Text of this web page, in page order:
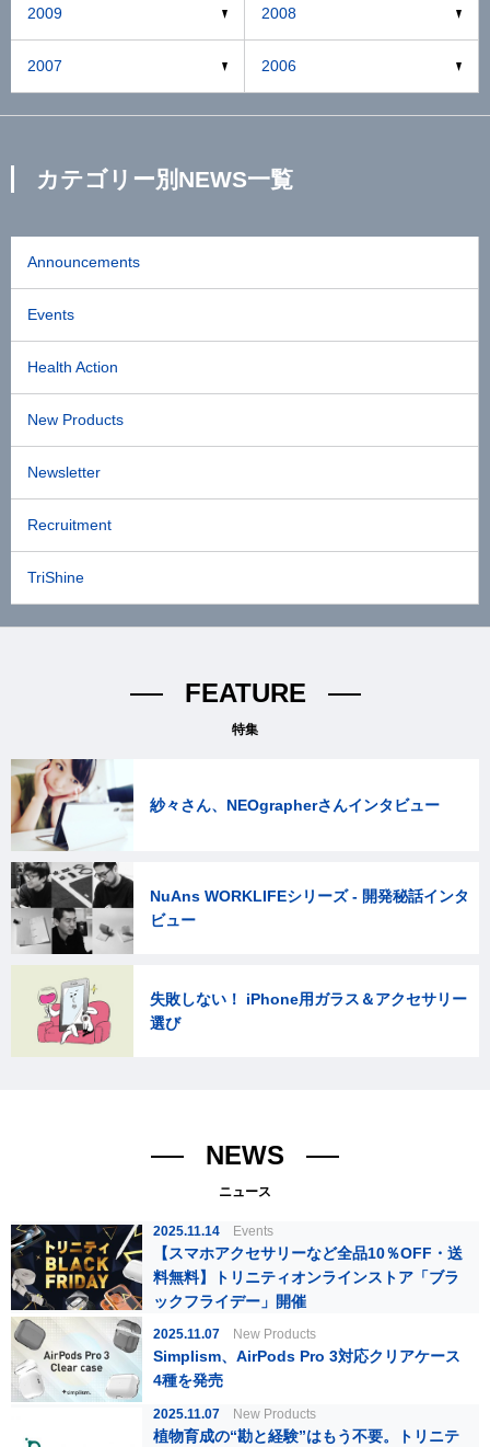
2009 2008
2007 2006
カテゴリー別NEWS一覧
Announcements
Events
Health Action
New Products
Newsletter
Recruitment
TriShine
FEATURE
特集
紗々さん、NEOgrapherさんインタビュー
NuAns WORKLIFEシリーズ - 開発秘話インタ
ビュー
失敗しない！ iPhone用ガラス＆アクセサリー
選び
NEWS
ニュース
2025.11.14 Events
【スマホアクセサリーなど全品10％OFF・送
料無料】トリニティオンラインストア「ブラ
ックフライデー」開催
2025.11.07 New Products
Simplism、AirPods Pro 3対応クリアケース
4種を発売
2025.11.07 New Products
植物育成の“勘と経験”はもう不要。トリニテ